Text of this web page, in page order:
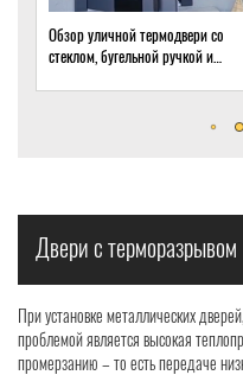
Обзор термодвери со
металлореечным
Двери с терморазрывом
При установке металлических
проблемой является высокая
промерзанию – то есть передаче